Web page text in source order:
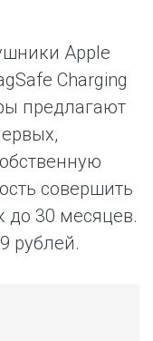
Apple
Charging
предлагают
совершить
до 30 месяцев.
рублей.